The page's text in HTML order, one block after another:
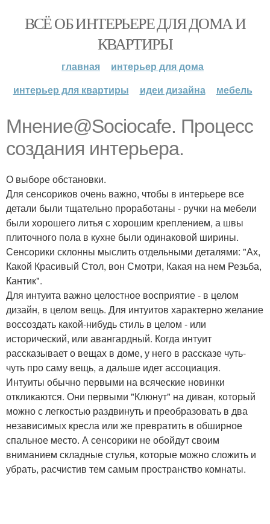
ВСЁ ОБ ИНТЕРЬЕРЕ ДЛЯ ДОМА И
КВАРТИРЫ
главная
интерьер для дома
интерьер для квартиры
идеи дизайна мебель
Мнение@Sociocafe. Процесс
создания интерьера.
О выборе обстановки.
Для сенсориков очень важно, чтобы в интерьере все
детали были тщательно проработаны - ручки на мебели
были хорошего литья с хорошим креплением, а швы
плиточного пола в кухне были одинаковой ширины.
Сенсорики склонны мыслить отдельными деталями: "Ах,
Какой Красивый Стол, вон Смотри, Какая на нем Резьба,
Кантик".
Для интуита важно целостное восприятие - в целом
дизайн, в целом вещь. Для интуитов характерно желание
воссоздать какой-нибудь стиль в целом - или
исторический, или авангардный. Когда интуит
рассказывает о вещах в доме, у него в рассказе чуть-
чуть про саму вещь, а дальше идет ассоциация.
Интуиты обычно первыми на всяческие новинки
откликаются. Они первыми "Клюнут" на диван, который
можно с легкостью раздвинуть и преобразовать в два
независимых кресла или же превратить в обширное
спальное место. А сенсорики не обойдут своим
вниманием складные стулья, которые можно сложить и
убрать, расчистив тем самым пространство комнаты.